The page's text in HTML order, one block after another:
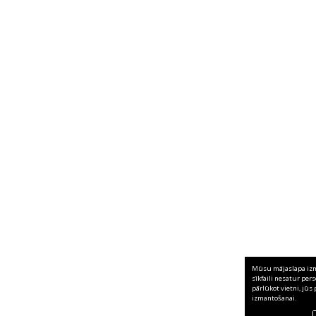
Mūsu mājaslapa
sīkfaili nesatur
pārlūkot vietni, jūs
izmantošanai.